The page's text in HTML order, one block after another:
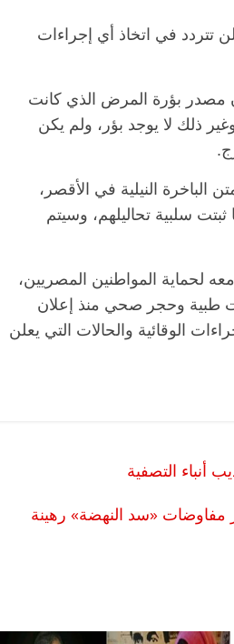
تتردد في اتخاذ أي إجراءات
مصدر بؤرة المرض الذي كانت
ذلك لا يوجد بؤر، ولم يكن
كورونا على متن الباخرة النيلية في الأقصر،
وأن هناك 11 حالة على متنها ثبتت سلبية تحاليلهم، وسيتم
لحماية المواطنين المصريين،
طبية وحجر صحي منذ إعلان
الوقائية والحالات التي يعلن
التصفية
مفاوضات «سد النهضة» رهينة
مقعد
مائدة الإفطار.. يحيى
فارس مقاومة
دافع عن المال العام